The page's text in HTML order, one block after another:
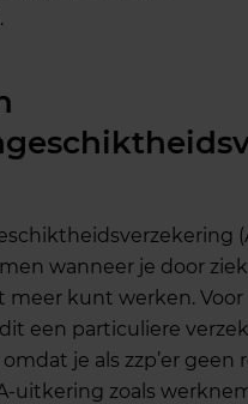
wanneer je door
meer kunt werken. Voor
een particuliere
je als zzp’er geen
uitkering zoals